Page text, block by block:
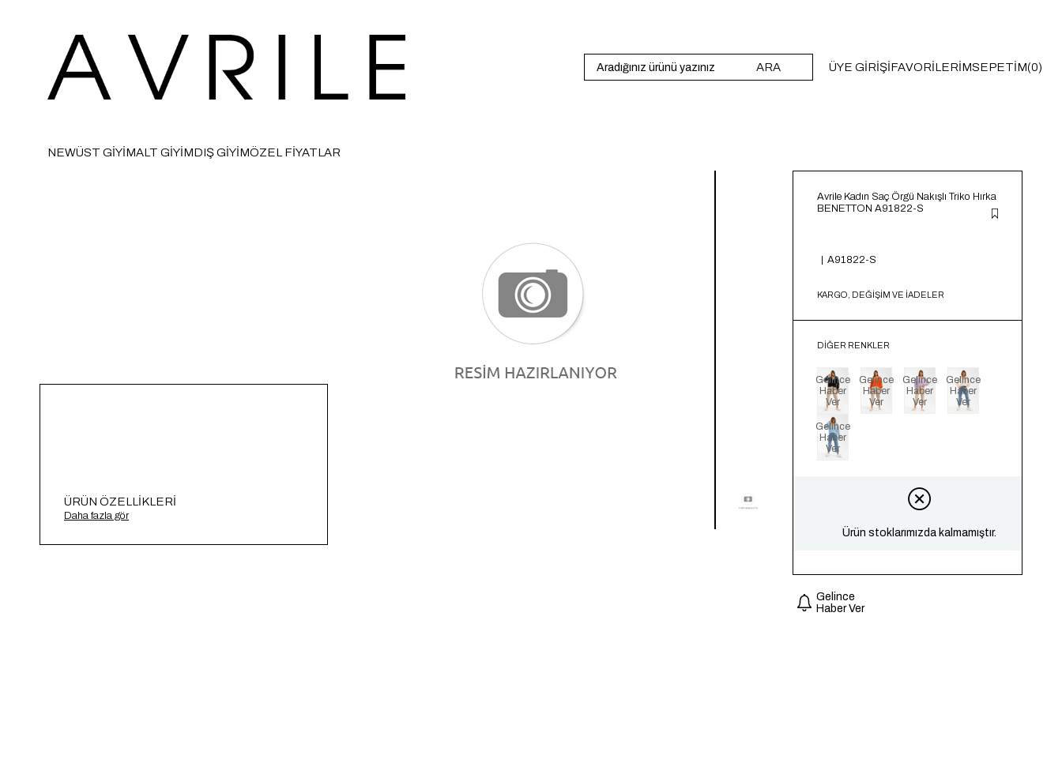
ARA ÜYE GIRIŞIFAVORILERIMSEPETIM 0
NEWÜST GİYİMALT GİYİMDIŞ GİYİMÖZEL FİYATLAR
ÜRÜN ÖZELLIKLERI
Saç Örgü Nakışlı Triko Hırka A91822-S
Daha fazla gör
Avrile Kadın Saç Örgü Nakışlı Triko Hırka
BENETTON A91822-S
A91822-S
KARGO, DEĞİŞİM VE İADELER
DIĞER RENKLER
Gelince
Haber
Ver
Gelince
Haber
Ver
Gelince
Haber
Ver
Gelince
Haber
Ver
Gelince
Haber
Ver
Ürün stoklarımızda kalmamıştır.
Gelince
Haber Ver